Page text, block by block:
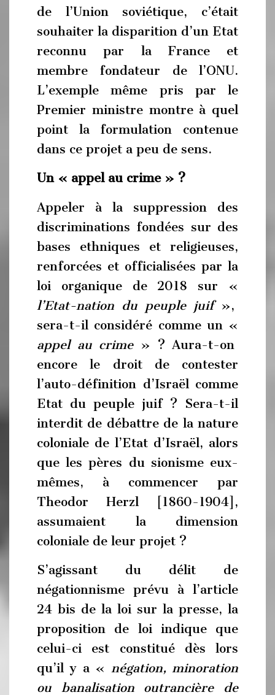
de l’Union soviétique, c’était
souhaiter la disparition d’un Etat
reconnu par la France et
membre fondateur de l’ONU.
L’exemple même pris par le
Premier ministre montre à quel
point la formulation contenue
dans ce projet a peu de sens.
Un « appel au crime » ?
Appeler à la suppression des
discriminations fondées sur des
bases ethniques et religieuses,
renforcées et officialisées par la
loi organique de 2018 sur «
l’Etat-nation du peuple juif»,
sera-t-il considéré comme un «
appel au crime» ? Aura-t-on
encore le droit de contester
l’auto-définition d’Israël comme
Etat du peuple juif ? Sera-t-il
interdit de débattre de la nature
coloniale de l’Etat d’Israël, alors
que les pères du sionisme eux-
mêmes, à commencer par
Theodor Herzl [1860-1904],
assumaient la dimension
coloniale de leur projet ?
S’agissant du délit de
négationnisme prévu à l’article
24 bis de la loi sur la presse, la
proposition de loi indique que
celui-ci est constitué dès lors
qu’il y a « négation, minoration
ou banalisation outrancière de